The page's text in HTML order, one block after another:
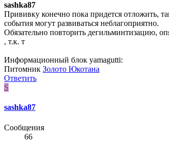
sashka87
Прививку конечно пока придется отложить,
события могут развиваться неблагоприятно.
Обязательно повторить дегильминтизацию,
, т.к. т
Информационный блок yamagutti:
Питомник Золото Юкотана
Ответить
S
sashka87
Сообщения
66